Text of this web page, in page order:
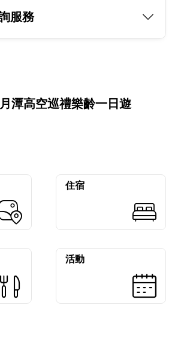
服務
潭高空巡禮樂齡一日遊
住宿
活動